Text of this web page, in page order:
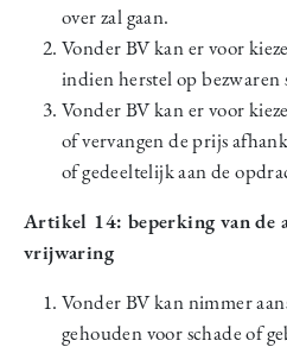
over zal gaan.
Vonder BV kan er voor
indien herstel op bezwaren
Vonder BV kan er voor
of vervangen de prijs
of gedeeltelijk aan de
Artikel 14: beperking van de
vrijwaring
Vonder BV kan nimmer
gehouden voor schade of